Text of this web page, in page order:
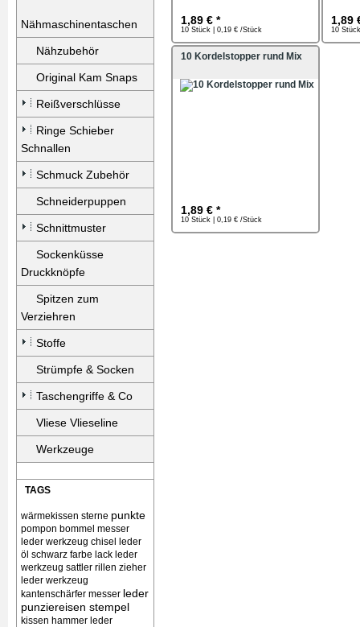
Nähmaschinentaschen
Nähzubehör
Original Kam Snaps
Reißverschlüsse
Ringe Schieber
Schnallen
Schmuck Zubehör
Schneiderpuppen
Schnittmuster
Sockenküsse
Druckknöpfe
Spitzen zum
Verziehren
Stoffe
Strümpfe & Socken
Taschengriffe & Co
Vliese Vlieseline
Werkzeuge
TAGS
wärmekissen sterne punkte
pompon bommel messer
leder werkzeug chisel
leder
öl schwarz farbe lack leder
werkzeug sattler rillen zieher
leder werkzeug
kantenschärfer messer leder
punziereisen stempel
kissen hammer leder
1,89 € *
10 Stück | 0,19 € /Stück
1,89
10
10 Kordelstopper rund Mix
1,89 € *
10 Stück | 0,19 € /Stück